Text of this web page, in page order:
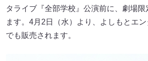
タライブ『全部学校』公演前に、劇場
ます。4月2日（水）より、よしもとエ
でも販売されます。